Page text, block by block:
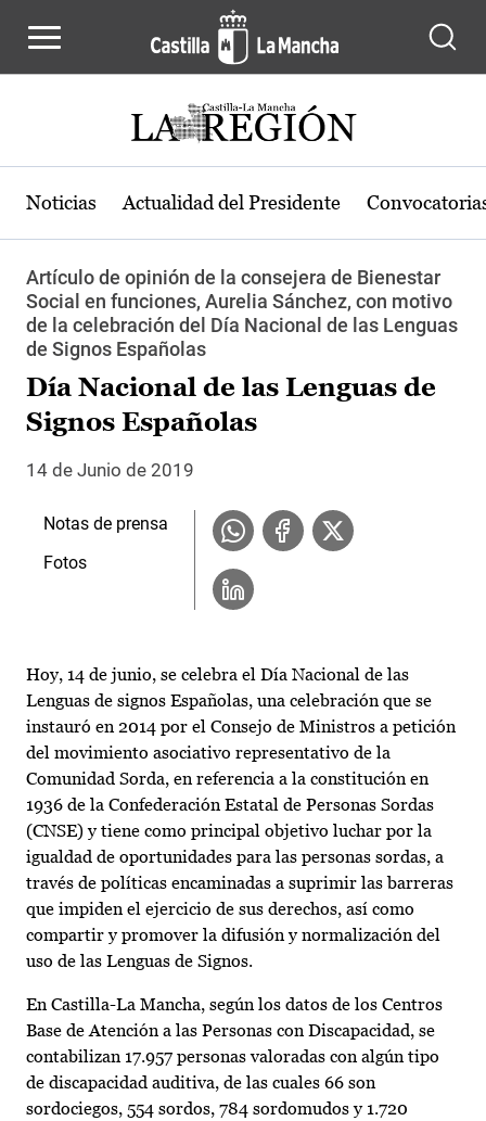
Noticias Actualidad del Presidente
Artículo de opinión de la consejera de Bienestar
Social en funciones, Aurelia Sánchez, con motivo
de la celebración del Día Nacional de las Lenguas
de Signos Españolas
Día Nacional de las Lenguas de
Signos Españolas
14 de Junio de 2019
Hoy, 14 de junio, se celebra el Día Nacional de las
Lenguas de signos Españolas, una celebración que se
instauró en 2014 por el Consejo de Ministros a petición
del movimiento asociativo representativo de la
Comunidad Sorda, en referencia a la constitución en
1936 de la Confederación Estatal de Personas Sordas
(CNSE) y tiene como principal objetivo luchar por la
igualdad de oportunidades para las personas sordas, a
través de políticas encaminadas a suprimir las barreras
que impiden el ejercicio de sus derechos, así como
compartir y promover la difusión y normalización del
uso de las Lenguas de Signos.
En Castilla-La Mancha, según los datos de los Centros
Base de Atención a las Personas con Discapacidad, se
contabilizan 17.957 personas valoradas con algún tipo
de discapacidad auditiva, de las cuales 66 son
sordociegos, 554 sordos, 784 sordomudos y 1.720
Notas de prensa
Fotos